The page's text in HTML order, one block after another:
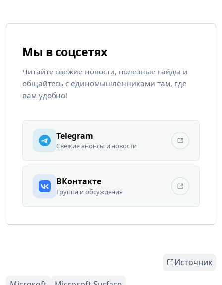
Мы в соцсетях
Читайте свежие новости, полезные гайды и
общайтесь с единомышленниками там, где
вам удобно!
Telegram
Свежие анонсы и новости
ВКонтакте
Группа и обсуждения
Источник